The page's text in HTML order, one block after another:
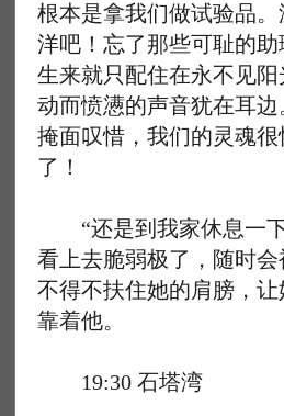
根本是拿我们做试验品
洋吧！忘了那些可耻的
生来就只配住在永不见阳
动而愤懑的声音犹在耳
掩面叹惜，我们的灵魂
了！
“还是到我家休息一下
看上去脆弱极了，随时
不得不扶住她的肩膀，
靠着他。
19:30 石塔湾